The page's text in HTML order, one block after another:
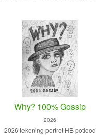
Why? 100% Gossip
2026
2026 tekening portret HB potlood